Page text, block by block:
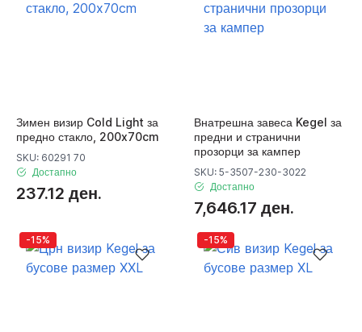
Зимен визир Cold Light за
предно стакло, 200x70cm
SKU: 60291 70
Достапно
237.12 ден.
Внатрешна завеса Kegel за
предни и странични
прозорци за кампер
SKU: 5-3507-230-3022
Достапно
7,646.17 ден.
-15% -15%